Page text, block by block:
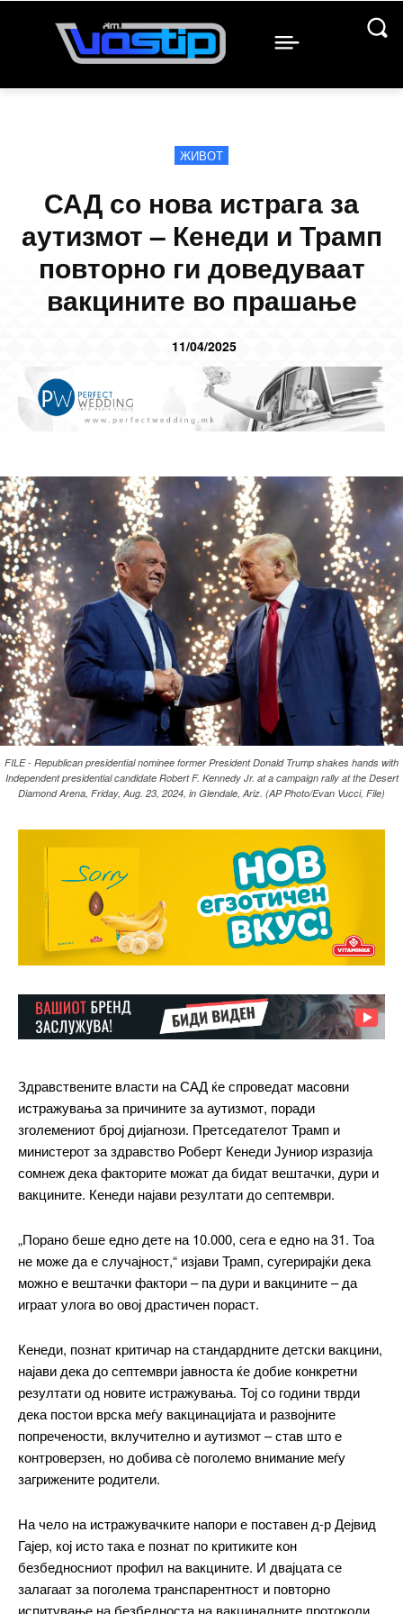
━ pricing plans
Free
ЖИВОТ
САД со нова истрага за
аутизмот – Кенеди и Трамп
повторно ги доведуваат
вакцините во прашање
11/04/2025
FILE - Republican presidential nominee former President Donald Trump shakes hands with
Independent presidential candidate Robert F. Kennedy Jr. at a campaign rally at the Desert
Diamond Arena, Friday, Aug. 23, 2024, in Glendale, Ariz. (AP Photo/Evan Vucci, File)
Здравствените власти на САД ќе спроведат масовни
истражувања за причините за аутизмот, поради
зголемениот број дијагнози. Претседателот Трамп и
министерот за здравство Роберт Кенеди Јуниор изразија
сомнеж дека факторите можат да бидат вештачки, дури и
вакцините. Кенеди најави резултати до септември.
„Порано беше едно дете на 10.000, сега е едно на 31. Тоа
не може да е случајност,“ изјави Трамп, сугерирајќи дека
можно е вештачки фактори – па дури и вакцините – да
играат улога во овој драстичен пораст.
Кенеди, познат критичар на стандардните детски вакцини,
најави дека до септември јавноста ќе добие конкретни
резултати од новите истражувања. Тој со години тврди
дека постои врска меѓу вакцинацијата и развојните
попречености, вклучително и аутизмот – став што е
контроверзен, но добива сè поголемо внимание меѓу
загрижените родители.
На чело на истражувачките напори е поставен д-р Дејвид
Гајер, кој исто така е познат по критиките кон
безбедносниот профил на вакцините. И двајцата се
залагаат за поголема транспарентност и повторно
испитување на безбедноста на вакциналните протоколи